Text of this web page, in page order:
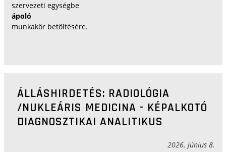
szervezeti egységbe
ápoló
munkakör betöltésére.
ÁLLÁSHIRDETÉS: RADIOLÓGIA
/NUKLEÁRIS MEDICINA - KÉPALKOTÓ
DIAGNOSZTIKAI ANALITIKUS
2026. június 8.